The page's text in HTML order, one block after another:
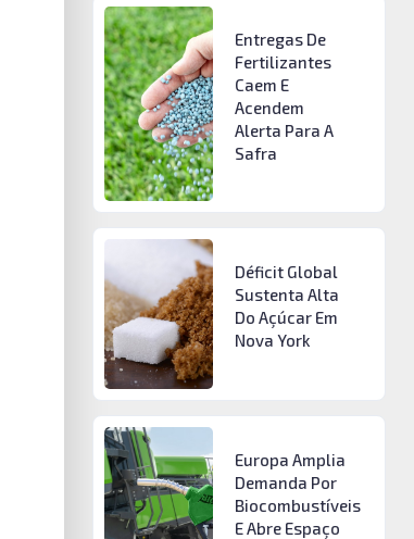
Entregas De
Fertilizantes
Caem E
Acendem
Alerta Para A
Safra
Déficit Global
Sustenta Alta
Do Açúcar Em
Nova York
Europa Amplia
Demanda Por
Biocombustíveis
E Abre Espaço